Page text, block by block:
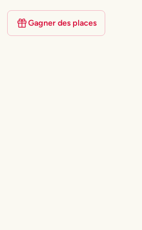
Gagner des places